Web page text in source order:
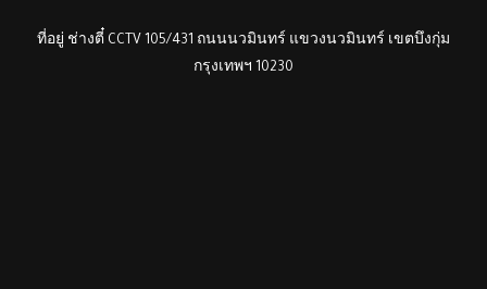
ที่อยู่ ช่างตี๋ CCTV 105/431 ถนนนวมินทร์ แขวงนวมินทร์ เขตบึงกุ่ม
กรุงเทพฯ 10230